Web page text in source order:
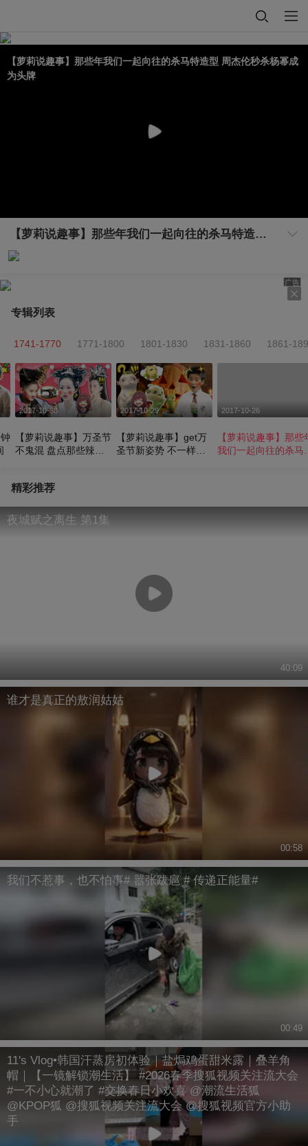
【萝莉说趣事】那些年我们一起向往的杀马特造型 周杰伦秒杀杨幂成
为头牌
【萝莉说趣事】那些年我们一起向往的杀马特造型 周杰伦秒杀杨幂成为头牌
广告
专辑列表
1741-1770 1771-1800 1801-1830 1831-1860 1861-
2017-10-30
【萝莉说趣事】万圣节
不鬼混 盘点那些辣瞎
2017-10-29
【萝莉说趣事】get万
圣节新姿势 不一样的
2017-10-26
【萝莉说趣事】那些
我们一起向往的杀马
精彩推荐
夜城赋之离生 第1集
40:09
谁才是真正的敖润姑姑
00:58
我们不惹事，也不怕事# 嚣张跋扈 # 传递正能量#
00:49
11's Vlog•韩国汗蒸房初体验｜盐焗鸡蛋甜米露｜叠羊角
帽｜【一镜解锁潮生活】 #2026春季搜狐视频关注流大会
#一不小心就潮了 #交换春日小欢喜 @潮流生活狐
@KPOP狐 @搜狐视频关注流大会 @搜狐视频官方小助
手